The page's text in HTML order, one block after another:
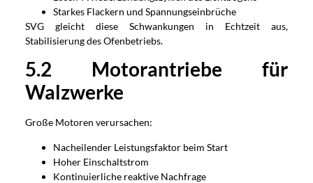
Starkes Flackern und Spannungseinbrüche
SVG gleicht diese Schwankungen in Echtzeit aus,
Stabilisierung des Ofenbetriebs.
5.2 Motorantriebe für
Walzwerke
Große Motoren verursachen:
Nacheilender Leistungsfaktor beim Start
Hoher Einschaltstrom
Kontinuierliche reaktive Nachfrage